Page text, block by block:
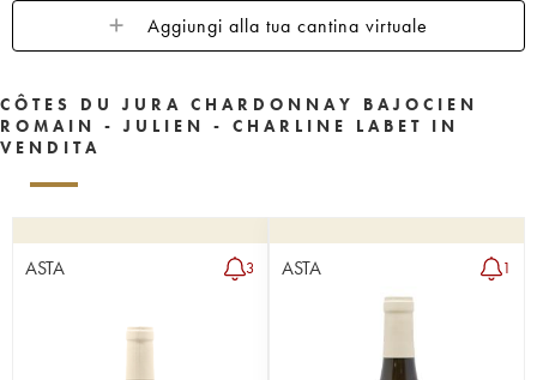
Aggiungi alla tua cantina virtuale
CÔTES DU JURA CHARDONNAY BAJOCIEN
ROMAIN - JULIEN - CHARLINE LABET IN
VENDITA
ASTA 3 ASTA 1